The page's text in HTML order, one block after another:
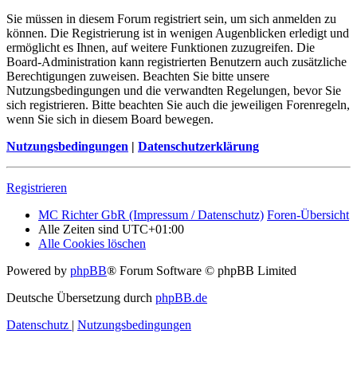
Sie müssen in diesem Forum registriert sein, um sich anmelden zu
können. Die Registrierung ist in wenigen Augenblicken erledigt und
ermöglicht es Ihnen, auf weitere Funktionen zuzugreifen. Die
Board-Administration kann registrierten Benutzern auch zusätzliche
Berechtigungen zuweisen. Beachten Sie bitte unsere
Nutzungsbedingungen und die verwandten Regelungen, bevor Sie
sich registrieren. Bitte beachten Sie auch die jeweiligen Forenregeln,
wenn Sie sich in diesem Board bewegen.
Nutzungsbedingungen | Datenschutzerklärung
Registrieren
MC Richter GbR (Impressum / Datenschutz) Foren-Übersicht
Alle Zeiten sind UTC+01:00
Alle Cookies löschen
Powered by phpBB® Forum Software © phpBB Limited
Deutsche Übersetzung durch phpBB.de
Datenschutz | Nutzungsbedingungen